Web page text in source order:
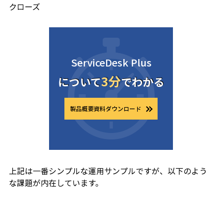
クローズ
ServiceDesk Plus
について3分でわかる
製品概要資料ダウンロード
上記は一番シンプルな運用サンプルですが、以下のよう
な課題が内在しています。